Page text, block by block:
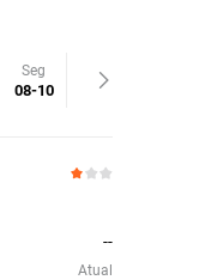
Seg
08-10
--
Atual